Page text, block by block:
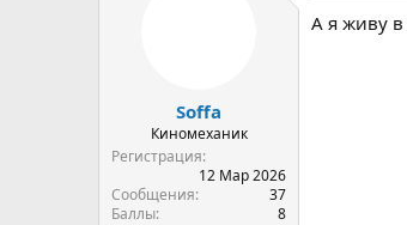
и
Soffa
Киномеханик
Регистрация
12 Мар 2026
Сообщения
37
Баллы
8
А я живу